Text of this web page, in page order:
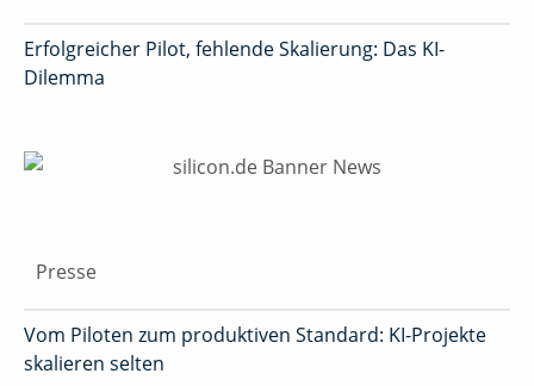
Erfolgreicher Pilot, fehlende Skalierung: Das KI-
Dilemma
Presse
Vom Piloten zum produktiven Standard: KI-Projekte
skalieren selten